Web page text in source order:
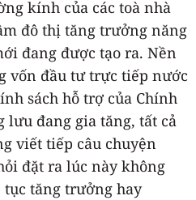
kính của các toà nhà
đô thị tăng trưởng năng
đang được tạo ra. Nền
vốn đầu tư trực tiếp nước
sách hỗ trợ của Chính
đang gia tăng, tất cả
viết tiếp câu chuyện
đặt ra lúc này không
tục tăng trưởng hay